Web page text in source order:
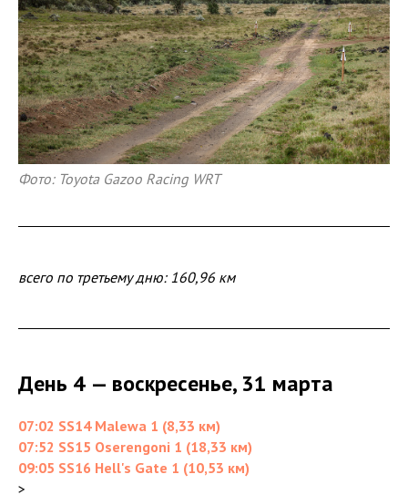
Фото: Toyota Gazoo Racing WRT
всего по третьему дню: 160,96 км
День 4 — воскресенье, 31 марта
07:02 SS14 Malewa 1 (8,33 км)
07:52 SS15 Oserengoni 1 (18,33 км)
09:05 SS16 Hell's Gate 1 (10,53 км)
>